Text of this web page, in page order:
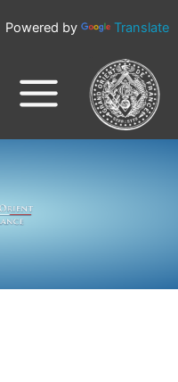
Powered by Translate